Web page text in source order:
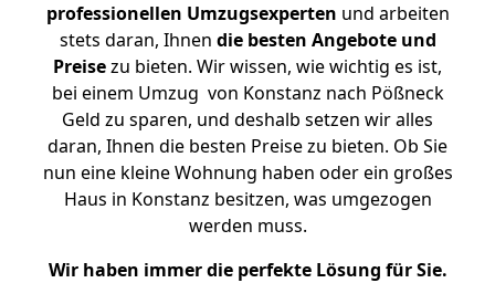
professionellen Umzugsexperten und arbeiten
stets daran, Ihnen die besten Angebote und
Preisezu bieten. Wir wissen, wie wichtig es ist,
bei einem Umzug von Konstanz nach Pößneck
Geld zu sparen, und deshalb setzen wir alles
daran, Ihnen die besten Preise zu bieten. Ob Sie
nun eine kleine Wohnung haben oder ein großes
Haus in Konstanz besitzen, was umgezogen
werden muss.
Wir haben immer die perfekte Lösung für Sie.